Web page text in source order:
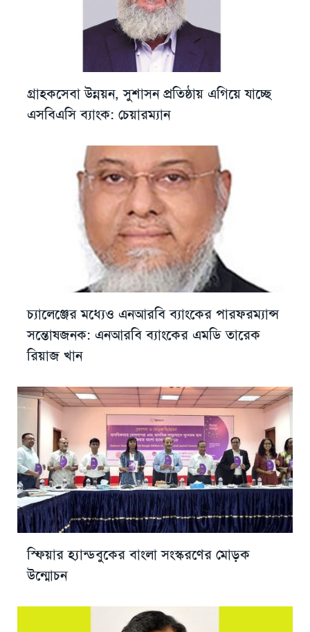
গ্রাহকসেবা উন্নয়ন, সুশাসন প্রতিষ্ঠায় এগিয়ে যাচ্ছে
এসবিএসি ব্যাংক: চেয়ারম্যান
চ্যালেঞ্জের মধ্যেও এনআরবি ব্যাংকের পারফরম্যান্স
সন্তোষজনক: এনআরবি ব্যাংকের এমডি তারেক
রিয়াজ খান
স্ফিয়ার হ্যান্ডবুকের বাংলা সংস্করণের মোড়ক
উন্মোচন